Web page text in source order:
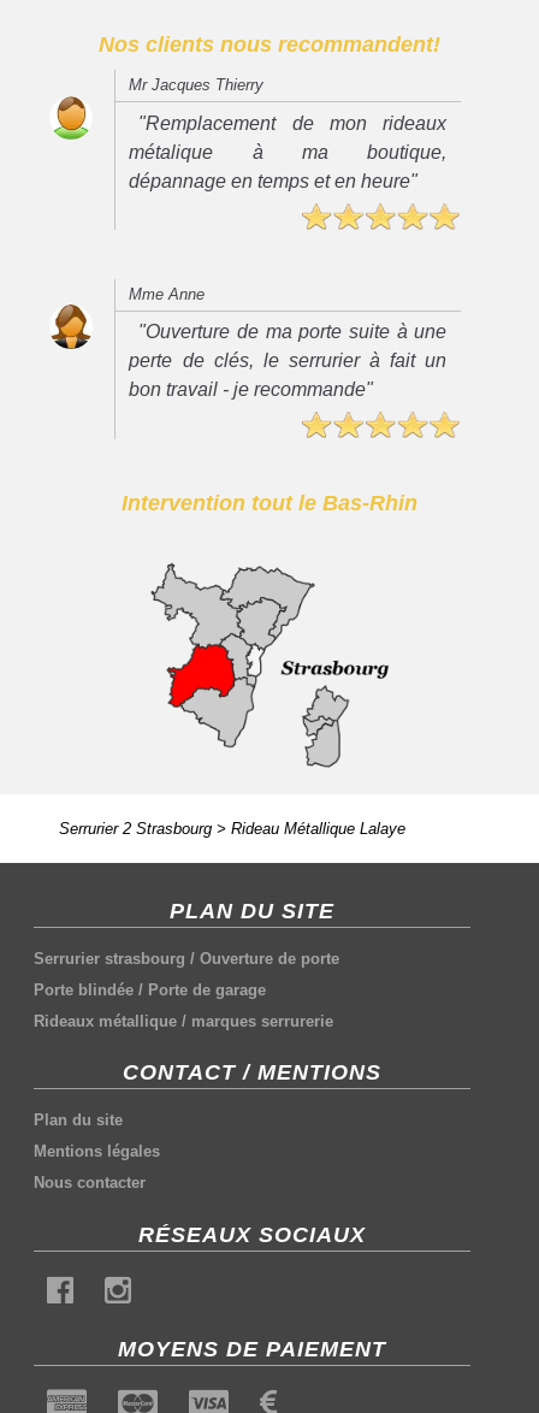
Nos clients nous recommandent!
Mr Jacques Thierry
"Remplacement de mon rideaux
métalique à ma boutique,
dépannage en temps et en heure"
Mme Anne
"Ouverture de ma porte suite à une
perte de clés, le serrurier à fait un
bon travail - je recommande"
Intervention tout le Bas-Rhin
Serrurier 2 Strasbourg> Rideau Métallique Lalaye
PLAN DU SITE
Serrurier strasbourg /Ouverture de porte
Porte blindée / Porte de garage
Rideaux métallique / marques serrurerie
CONTACT / MENTIONS
Plan du site
Mentions légales
Nous contacter
RÉSEAUX SOCIAUX
MOYENS DE PAIEMENT